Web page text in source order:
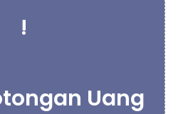
!
Uang